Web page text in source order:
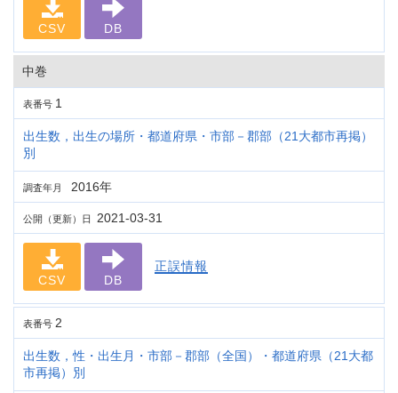
CSV DB
中巻
表番号 1
出生数，出生の場所・都道府県・市部－郡部（21大都市再掲）
別
調査年月 2016年
公開（更新）日 2021-03-31
CSV DB
正誤情報
表番号 2
出生数，性・出生月・市部－郡部（全国）・都道府県（21大都
市再掲）別